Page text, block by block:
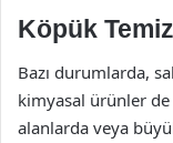
Köpük
Bazı durumlarda,
kimyasal ürünler
alanlarda veya